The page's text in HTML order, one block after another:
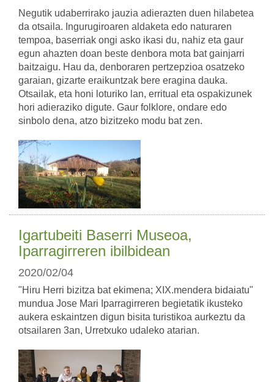
Negutik udaberrirako jauzia adierazten duen hilabetea
da otsaila. Ingurugiroaren aldaketa edo naturaren
tempoa, baserriak ongi asko ikasi du, nahiz eta gaur
egun ahazten doan beste denbora mota bat gainjarri
baitzaigu. Hau da, denboraren pertzepzioa osatzeko
garaian, gizarte eraikuntzak bere eragina dauka.
Otsailak, eta honi loturiko lan, erritual eta ospakizunek
hori adieraziko digute. Gaur folklore, ondare edo
sinbolo dena, atzo bizitzeko modu bat zen.
Igartubeiti Baserri Museoa,
Iparragirreren ibilbidean
2020/02/04
"Hiru Herri bizitza bat ekimena; XIX.mendera bidaiatu"
mundua Jose Mari Iparragirreren begietatik ikusteko
aukera eskaintzen digun bisita turistikoa aurkeztu da
otsailaren 3an, Urretxuko udaleko atarian.